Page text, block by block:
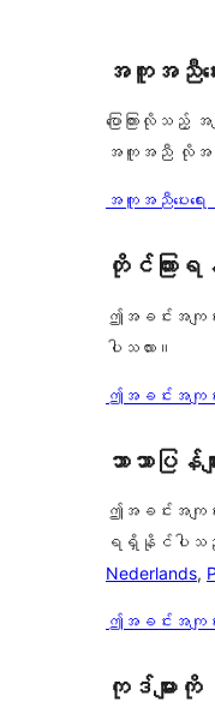
0
စောင်
အကူအညီပေး
ပြောကြားလိုသည့်
အကူအညီ လိုအပ်
အကူအညီပေးရ
တိုင်ကြား
ဤအခင်းအကျင်း
ပါသလား။
ဤအခင်းအကျ
ဘာသာပြန်မျ
ဤအခင်းအကျင်း
ရရှိနိုင်ပါသ
Nederlands,
ဤအခင်းအကျ
ကုဒ်များ